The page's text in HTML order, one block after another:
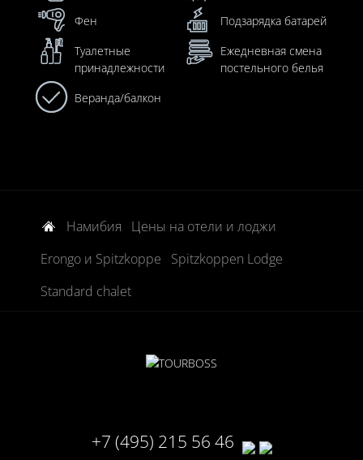
Фен
Подзарядка батарей
Туалетные
принадлежности
Ежедневная смена
постельного белья
Веранда/балкон
Намибия
Цены на отели и лоджи
Erongo и Spitzkoppe
Spitzkoppen Lodge
Standard chalet
+7 (495) 215 56 46